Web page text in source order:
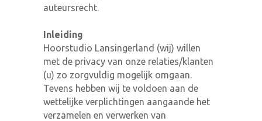
auteursrecht.
Inleiding
Hoorstudio Lansingerland (wij) willen
met de privacy van onze relaties/klanten
(u) zo zorgvuldig mogelijk omgaan.
Tevens hebben wij te voldoen aan de
wettelijke verplichtingen aangaande het
verzamelen en verwerken van